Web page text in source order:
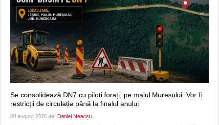
Se consolidează DN7 cu piloți forați, pe malul Mureșului. Vor fi
restricții de circulație până la finalul anului
08 august 2026 de: Daniel Neacșu